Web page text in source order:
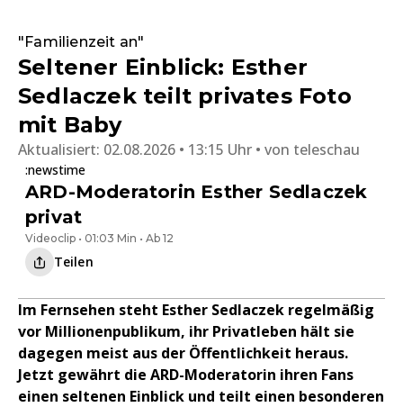
"Familienzeit an"
Seltener Einblick: Esther
Sedlaczek teilt privates Foto
mit Baby
Aktualisiert: 02.08.2026 • 13:15 Uhr von teleschau
:newstime
ARD-Moderatorin Esther Sedlaczek
privat
Videoclip • 01:03 Min • Ab 12
Teilen
Im Fernsehen steht Esther Sedlaczek regelmäßig
vor Millionenpublikum, ihr Privatleben hält sie
dagegen meist aus der Öffentlichkeit heraus.
Jetzt gewährt die ARD-Moderatorin ihren Fans
einen seltenen Einblick und teilt einen besonderen